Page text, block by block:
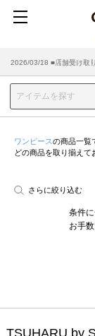
2026/07/29 ■【お知らせ
2026/03/18 ■店舗受け取
ワンピースの商品一覧
どの商品を取り揃えて
さらに絞り込む
条件
お手
TSUHARU by